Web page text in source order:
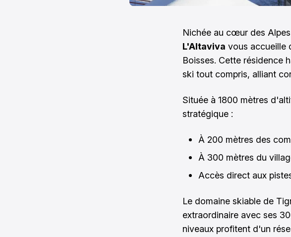
Nichée au cœur des
L'Altaviva vous accueille
Boisses. Cette résidence
ski tout compris, alliant
Située à 1800 mètres
stratégique :
À 200 mètres des
À 300 mètres du
Accès direct aux
Le domaine skiable de
extraordinaire avec ses
niveaux profitent d'un